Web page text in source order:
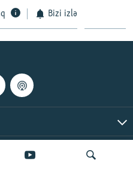
Bizi izlə
Inc. | Bütün hüquqlar qorunur